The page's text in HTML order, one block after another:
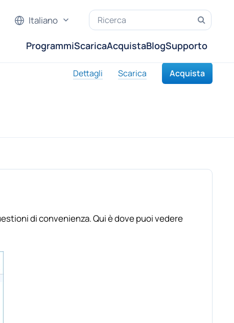
ProgrammiScaricaAcquistaBlogSupporto
Italiano
Dettagli Scarica Acquista
di convenienza. Qui è dove puoi vedere